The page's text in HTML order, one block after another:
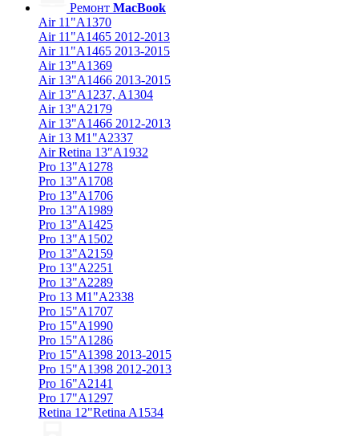
Ремонт MacBook
Air 11"A1370
Air 11"A1465 2012-2013
Air 11"A1465 2013-2015
Air 13"A1369
Air 13"A1466 2013-2015
Air 13"A1237, A1304
Air 13"A2179
Air 13"A1466 2012-2013
Air 13 M1"A2337
Air Retina 13″A1932
Pro 13"A1278
Pro 13"A1708
Pro 13"A1706
Pro 13"A1989
Pro 13"A1425
Pro 13"A1502
Pro 13"A2159
Pro 13"A2251
Pro 13"A2289
Pro 13 M1"A2338
Pro 15"A1707
Pro 15"A1990
Pro 15"A1286
Pro 15"A1398 2013-2015
Pro 15"A1398 2012-2013
Pro 16"A2141
Pro 17"A1297
Retina 12"Retina A1534